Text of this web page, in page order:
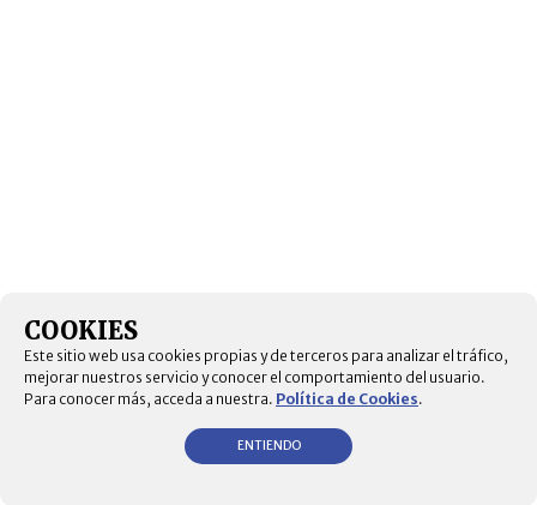
COOKIES
Este sitio web usa cookies propias y de terceros para analizar el tráfico,
mejorar nuestros servicio y conocer el comportamiento del usuario.
Para conocer más, acceda a nuestra. Política de Cookies.
ENTIENDO